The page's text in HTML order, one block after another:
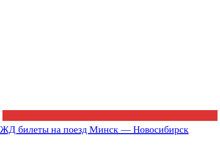
ЖД билеты на поезд Минск — Новосибирск